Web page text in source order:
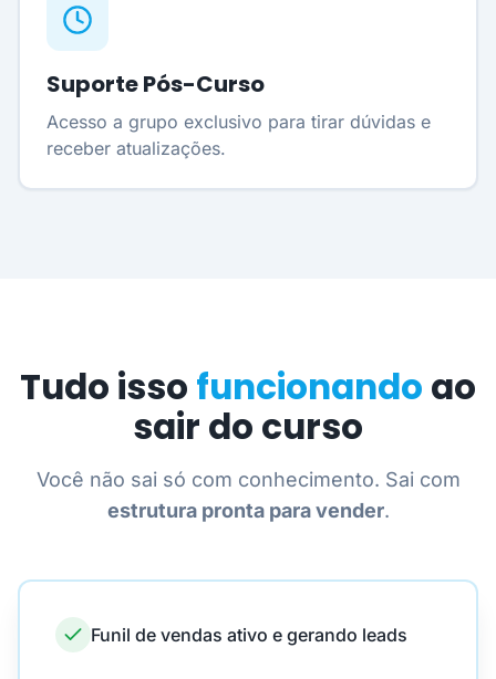
Suporte Pós-Curso
Acesso a grupo exclusivo para tirar dúvidas e
receber atualizações.
Tudo isso funcionando ao
sair do curso
Você não sai só com conhecimento. Sai com
estrutura pronta para vender.
Funil de vendas ativo e gerando leads